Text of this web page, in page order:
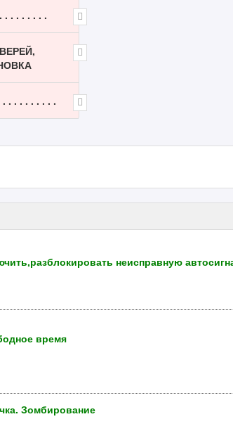
. . . . . . .
. . . . . . . . .
неисправную
время
Зомбирование